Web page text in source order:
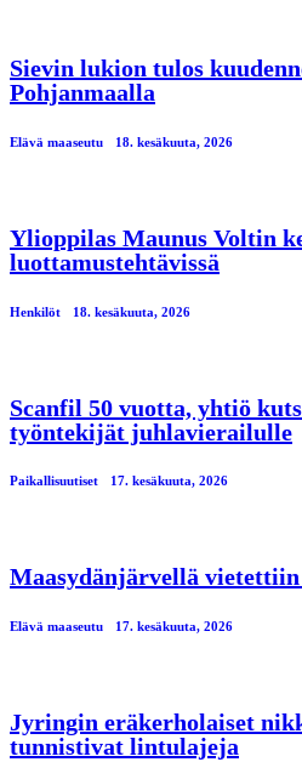
Sievin lukion tulos
Pohjanmaalla
Elävä maaseutu 18. kesäkuuta, 2026
Ylioppilas Maunus Voltin
luottamustehtävissä
Henkilöt 18. kesäkuuta, 2026
Scanfil 50 vuotta, yhtiö
työntekijät juhlavierailulle
Paikallisuutiset 17. kesäkuuta, 2026
Maasydänjärvellä
Elävä maaseutu 17. kesäkuuta, 2026
Jyringin eräkerholaiset
tunnistivat lintulajeja